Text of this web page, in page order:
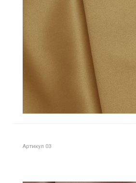
Артикул 03